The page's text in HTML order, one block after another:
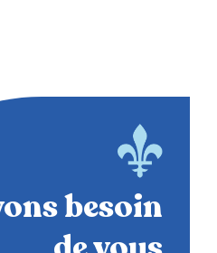
besoin